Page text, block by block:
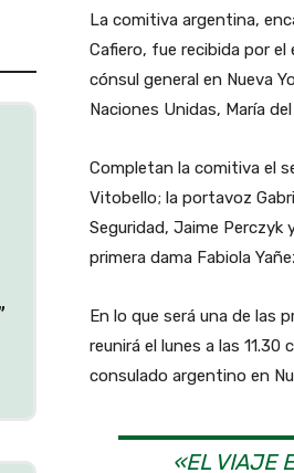
La comitiva argentina,
Cafiero, fue recibida por
cónsul general en Nueva
Naciones Unidas, María
Completan la comitiva el
Vitobello; la portavoz
Seguridad, Jaime Perczyk
primera dama Fabiola
En lo que será una de las
reunirá el lunes a las
consulado argentino en
«EL VIAJE